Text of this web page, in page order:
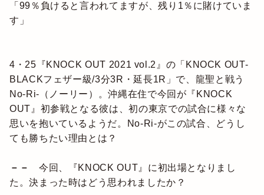
「99％負けると言われてますが、残り1％に賭けていま
す」
4・25『KNOCK OUT 2021 vol.2』の「KNOCK OUT-
BLACKフェザー級/3分3R・延長1R」で、龍聖と戦う
No-Ri-（ノーリー）。沖縄在住で今回が『KNOCK
OUT』初参戦となる彼は、初の東京での試合に様々な
思いを抱いているようだ。No-Ri-がこの試合、どうし
ても勝ちたい理由とは？
－－ 今回、『KNOCK OUT』に初出場となりまし
た。決まった時はどう思われましたか？